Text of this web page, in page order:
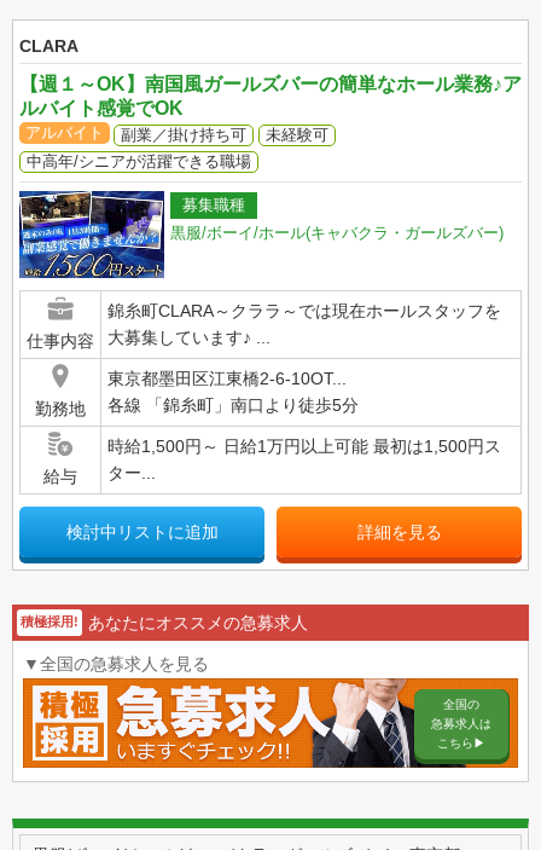
CLARA
【週１～OK】南国風ガールズバーの簡単なホール業務♪ア
ルバイト感覚でOK
アルバイト 副業／掛け持ち可
未経験可
中高年/シニアが活躍できる職場
募集職種
黒服/ボーイ/ホール(キャバクラ・ガールズバー)
仕事内容
錦糸町CLARA～クララ～では現在ホールスタッフを
大募集しています♪ ...
勤務地
東京都墨田区江東橋2-6-10OT...
各線 「錦糸町」南口より徒歩5分
給与
時給1,500円～ 日給1万円以上可能 最初は1,500円ス
ター...
検討中リストに追加 詳細を見る
積極採用! あなたにオススメの急募求人
▼全国の急募求人を見る
全国の
急募求人は
こちら▶︎